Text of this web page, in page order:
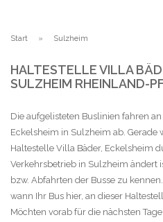
Start Sulzheim
HALTESTELLE VILLA
SULZHEIM RHEINLAND-
Die aufgelisteten Buslinien fahren
Eckelsheim in Sulzheim ab. Gerade
Haltestelle Villa Bäder, Eckelsheim
Verkehrsbetrieb in Sulzheim ändert
bzw. Abfahrten der Busse zu
wann Ihr Bus hier, an dieser
Möchten vorab für die nächsten